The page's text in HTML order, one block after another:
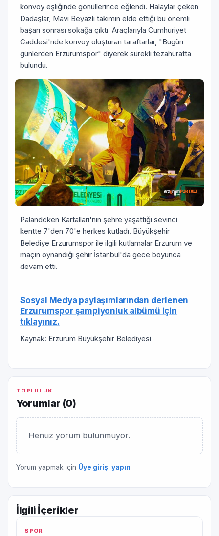
konvoy eşliğinde gönüllerince eğlendi. Halaylar çeken
Dadaşlar, Mavi Beyazlı takımın elde ettiği bu önemli
başarı sonrası sokağa çıktı. Araçlarıyla Cumhuriyet
Caddesi'nde konvoy oluşturan taraftarlar, "Bugün
günlerden Erzurumspor" diyerek sürekli tezahüratta
bulundu.
Palandöken Kartalları'nın şehre yaşattığı sevinci
kentte 7'den 70'e herkes kutladı. Büyükşehir
Belediye Erzurumspor ile ilgili kutlamalar Erzurum ve
maçın oynandığı şehir İstanbul'da gece boyunca
devam etti.
Sosyal Medya paylaşımlarından derlenen
Erzurumspor şampiyonluk albümü için
tıklayınız.
Kaynak: Erzurum Büyükşehir Belediyesi
TOPLULUK
Yorumlar (0)
Henüz yorum bulunmuyor.
Yorum yapmak için Üye girişi yapın.
İlgili İçerikler
SPOR